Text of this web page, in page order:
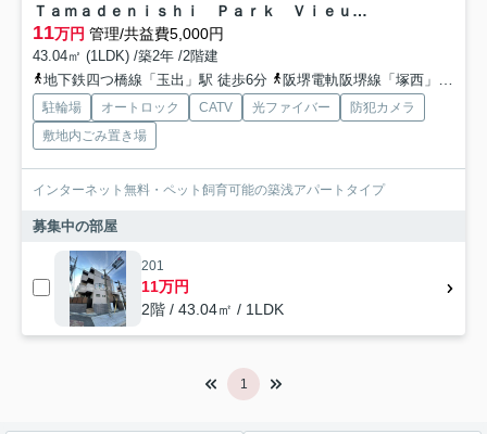
Ｔａｍａｄｅｎｉｓｈｉ Ｐａｒｋ Ｖｉｅｕｎｏ
11万円 管理/共益費5,000円
43.04㎡ (1LDK) /築2年 /2階建
地下鉄四つ橋線「玉出」駅 徒歩6分
阪堺電軌阪堺線「塚西」駅 徒歩11分
駐輪場 オートロック CATV 光ファイバー
防犯カメラ
敷地内ごみ置き場
インターネット無料・ペット飼育可能の築浅アパートタイプ
募集中の部屋
201
11万円
2階 / 43.04㎡ / 1LDK
1